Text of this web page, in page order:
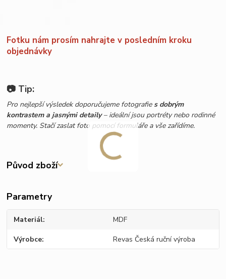
Fotku nám prosím nahrajte v posledním kroku
objednávky
📷 Tip:
Pro nejlepší výsledek doporučujeme fotografies dobrým
kontrastem a jasnými detaily– ideální jsou portréty nebo rodinné
momenty. Stačí zaslat foto pomocí formuláře a vše zařídíme.
Původ zboží
Parametry
Materiál MDF
Výrobce Revas Česká ruční výroba